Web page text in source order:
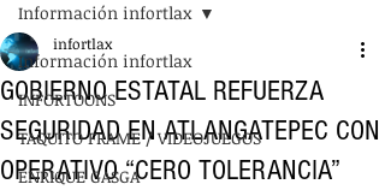
Información infortlax
INFORTOONS
TAQUITO FRAME / VIDEOJUEGOS
ENRIQUE GASGA
Información infortlax
GOBIERNO ESTATAL REFUERZA
SEGURIDAD EN ATLANGATEPEC CON
OPERATIVO “CERO TOLERANCIA”
infortlax